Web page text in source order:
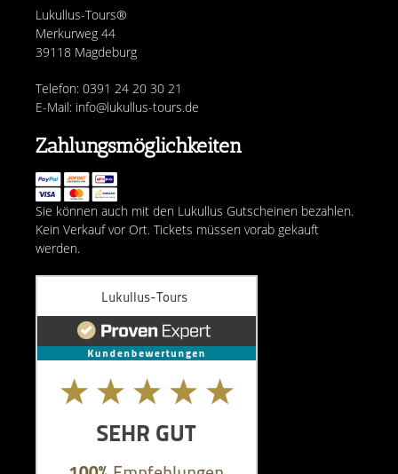
Lukullus-Tours®
Merkurweg 44
39118 Magdeburg
Telefon: 0391 24 20 30 21
E-Mail: info@lukullus-tours.de
Zahlungsmöglichkeiten
Sie können auch mit den Lukullus Gutscheinen bezahlen.
Kein Verkauf vor Ort. Tickets müssen vorab gekauft
werden.